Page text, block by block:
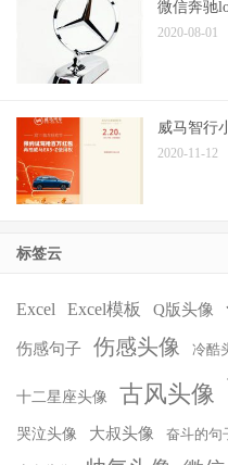
微信奔驰
2020-08-01
威马智行
2020-11-12
标签云
Excel Excel模板 Q版头像
伤感句子 伤感头像 冷酷
十二星座头像 古风头像
哭泣头像 大叔头像 奋斗的句